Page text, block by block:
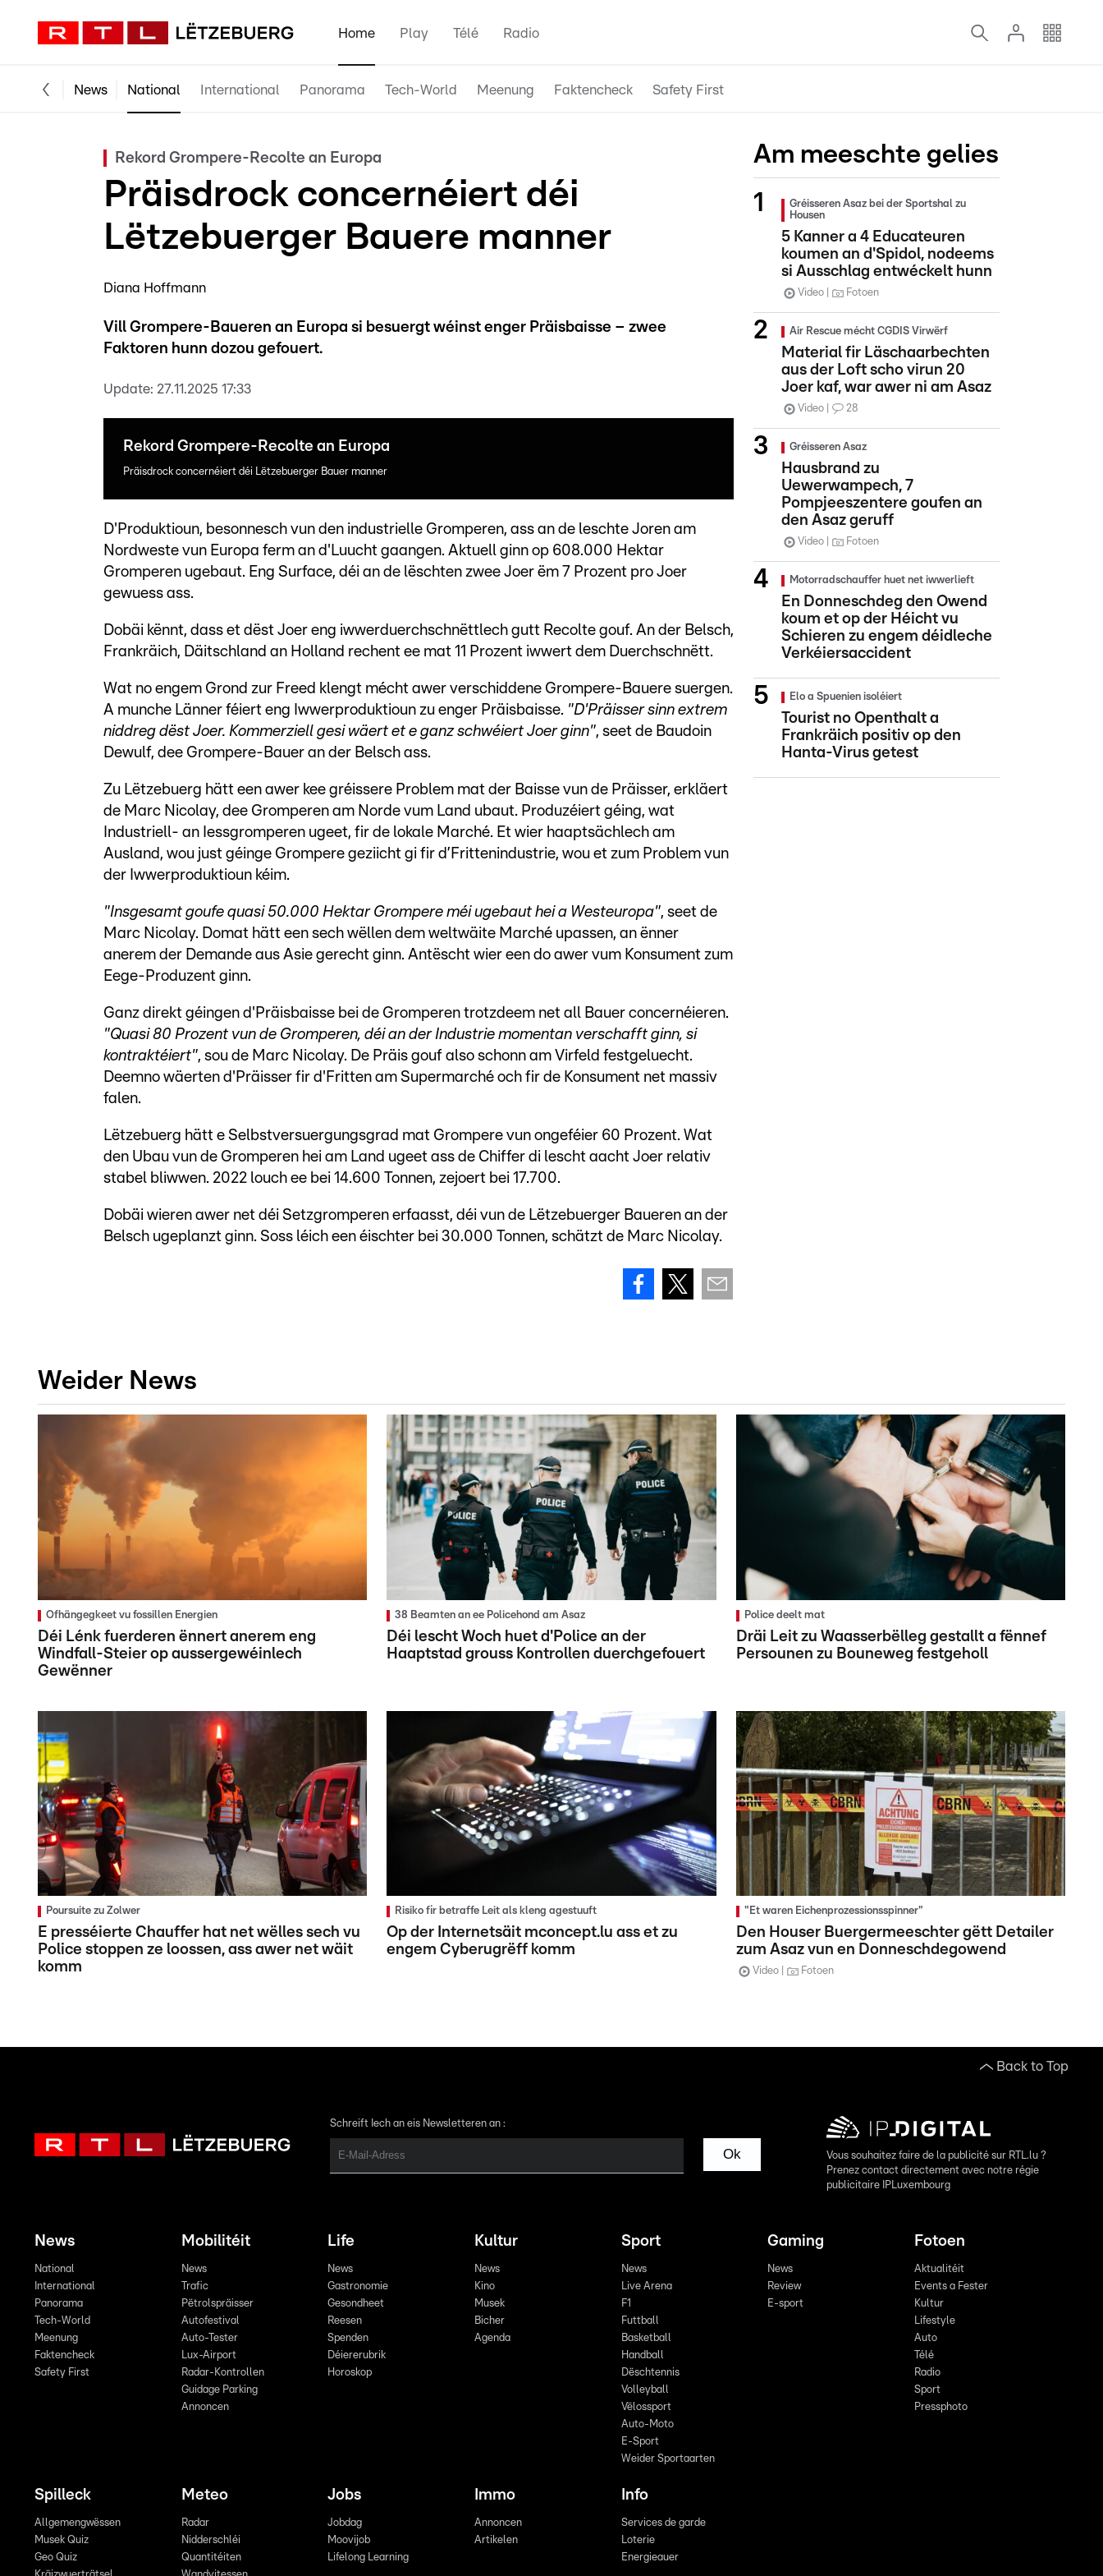
Home Play Télé Radio
News National International Panorama Tech-World Meenung Faktencheck Safety First
Rekord Grompere-Recolte an Europa
Präisdrock concernéiert déi
Lëtzebuerger Bauere manner
Diana Hoffmann
Vill Grompere-Baueren an Europa si besuergt wéinst enger Präisbaisse – zwee
Faktoren hunn dozou gefouert.
Update: 27.11.2025 17:33
Rekord Grompere-Recolte an Europa
Präisdrock concernéiert déi Lëtzebuerger Bauer manner
D'Produktioun, besonnesch vun den industrielle Gromperen, ass an de leschte Joren am
Nordweste vun Europa ferm an d'Luucht gaangen. Aktuell ginn op 608.000 Hektar
Gromperen ugebaut. Eng Surface, déi an de lëschten zwee Joer ëm 7 Prozent pro Joer
gewuess ass.
Dobäi kënnt, dass et dëst Joer eng iwwerduerchschnëttlech gutt Recolte gouf. An der Belsch,
Frankräich, Däitschland an Holland rechent ee mat 11 Prozent iwwert dem Duerchschnëtt.
Wat no engem Grond zur Freed klengt mécht awer verschiddene Grompere-Bauere suergen.
A munche Länner féiert eng Iwwerproduktioun zu enger Präisbaisse. "D'Präisser sinn extrem
niddreg dëst Joer. Kommerziell gesi wäert et e ganz schwéiert Joer ginn", seet de Baudoin
Dewulf, dee Grompere-Bauer an der Belsch ass.
Zu Lëtzebuerg hätt een awer kee gréissere Problem mat der Baisse vun de Präisser, erkläert
de Marc Nicolay, dee Gromperen am Norde vum Land ubaut. Produzéiert géing, wat
Industriell- an Iessgromperen ugeet, fir de lokale Marché. Et wier haaptsächlech am
Ausland, wou just géinge Grompere geziicht gi fir d’Frittenindustrie, wou et zum Problem vun
der Iwwerproduktioun kéim.
"Insgesamt goufe quasi 50.000 Hektar Grompere méi ugebaut hei a Westeuropa", seet de
Marc Nicolay. Domat hätt een sech wëllen dem weltwäite Marché upassen, an ënner
anerem der Demande aus Asie gerecht ginn. Antëscht wier een do awer vum Konsument zum
Eege-Produzent ginn.
Ganz direkt géingen d'Präisbaisse bei de Gromperen trotzdeem net all Bauer concernéieren.
"Quasi 80 Prozent vun de Gromperen, déi an der Industrie momentan verschafft ginn, si
kontraktéiert", sou de Marc Nicolay. De Präis gouf also schonn am Virfeld festgeluecht.
Deemno wäerten d'Präisser fir d'Fritten am Supermarché och fir de Konsument net massiv
falen.
Lëtzebuerg hätt e Selbstversuergungsgrad mat Grompere vun ongeféier 60 Prozent. Wat
den Ubau vun de Gromperen hei am Land ugeet ass de Chiffer di lescht aacht Joer relativ
stabel bliwwen. 2022 louch ee bei 14.600 Tonnen, zejoert bei 17.700.
Dobäi wieren awer net déi Setzgromperen erfaasst, déi vun de Lëtzebuerger Baueren an der
Belsch ugeplanzt ginn. Soss léich een éischter bei 30.000 Tonnen, schätzt de Marc Nicolay.
Am meeschte gelies
Gréisseren Asaz bei der Sportshal zu
Housen
5 Kanner a 4 Educateuren
koumen an d'Spidol, nodeems
si Ausschlag entwéckelt hunn
Video Fotoen
Air Rescue mécht CGDIS Virwërf
Material fir Läschaarbechten
aus der Loft scho virun 20
Joer kaf, war awer ni am Asaz
Video 28
Gréisseren Asaz
Hausbrand zu
Uewerwampech, 7
Pompjeeszentere goufen an
den Asaz geruff
Video Fotoen
Motorradschauffer huet net iwwerlieft
En Donneschdeg den Owend
koum et op der Héicht vu
Schieren zu engem déidleche
Verkéiersaccident
Elo a Spuenien isoléiert
Tourist no Openthalt a
Frankräich positiv op den
Hanta-Virus getest
Weider News
Ofhängegkeet vu fossillen Energien
Déi Lénk fuerderen ënnert anerem eng
Windfall-Steier op aussergewéinlech
Gewënner
38 Beamten an ee Policehond am Asaz
Déi lescht Woch huet d'Police an der
Haaptstad grouss Kontrollen duerchgefouert
Police deelt mat
Dräi Leit zu Waasserbëlleg gestallt a fënnef
Persounen zu Bouneweg festgeholl
Poursuite zu Zolwer
E presséierte Chauffer hat net wëlles sech vu
Police stoppen ze loossen, ass awer net wäit
komm
Risiko fir betraffe Leit als kleng agestuuft
Op der Internetsäit mconcept.lu ass et zu
engem Cyberugrëff komm
"Et waren Eichenprozessionsspinner"
Den Houser Buergermeeschter gëtt Detailer
zum Asaz vun en Donneschdegowend
Video Fotoen
Back to Top
Schreift Iech an eis Newsletteren an :
Ok
Vous souhaitez faire de la publicité sur RTL.lu ?
Prenez contact directement avec notre régie
publicitaire IPLuxembourg
News
National
International
Panorama
Tech-World
Meenung
Faktencheck
Safety First
Mobilitéit
News
Trafic
Pëtrolspräisser
Autofestival
Auto-Tester
Lux-Airport
Radar-Kontrollen
Guidage Parking
Annoncen
Life
News
Gastronomie
Gesondheet
Reesen
Spenden
Déiererubrik
Horoskop
Kultur
News
Kino
Musek
Bicher
Agenda
Sport
News
Live Arena
F1
Futtball
Basketball
Handball
Dëschtennis
Volleyball
Vëlossport
Auto-Moto
E-Sport
Weider Sportaarten
Gaming
News
Review
E-sport
Fotoen
Aktualitéit
Events a Fester
Kultur
Lifestyle
Auto
Télé
Radio
Sport
Pressphoto
Spilleck
Allgemengwëssen
Musek Quiz
Geo Quiz
Meteo
Radar
Nidderschléi
Quantitéiten
Jobs
Jobdag
Moovijob
Lifelong Learning
Immo
Annoncen
Artikelen
Info
Services de garde
Loterie
Energieauer